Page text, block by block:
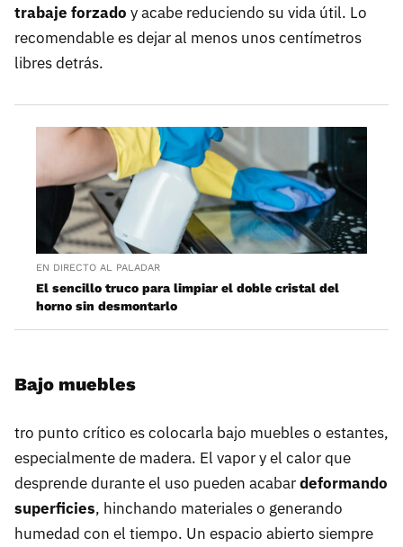
trabaje forzado y acabe reduciendo su vida útil. Lo
recomendable es dejar al menos unos centímetros
libres detrás.
EN DIRECTO AL PALADAR
El sencillo truco para limpiar el doble cristal del
horno sin desmontarlo
Bajo muebles
tro punto crítico es colocarla bajo muebles o estantes,
especialmente de madera. El vapor y el calor que
desprende durante el uso pueden acabardeformando
superficies, hinchando materiales o generando
humedad con el tiempo. Un espacio abierto siempre